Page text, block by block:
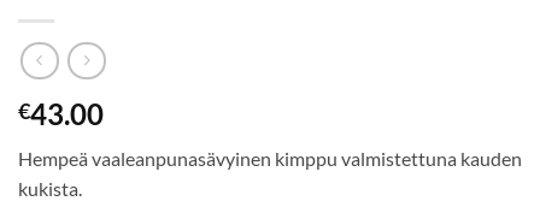
€43.00
Hempeä vaaleanpunasävyinen kimppu valmistettuna kauden
kukista.